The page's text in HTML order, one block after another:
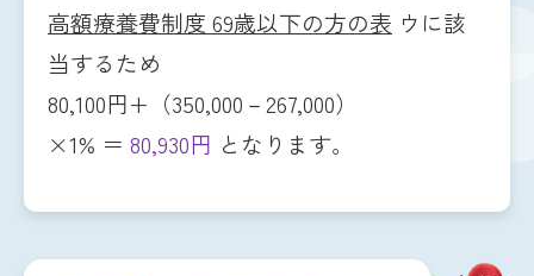
高額療養費制度 69歳以下の方の表 ウに該
当するため
80,100円+（350,000－267,000）
×1% ＝ 80,930円 となります。